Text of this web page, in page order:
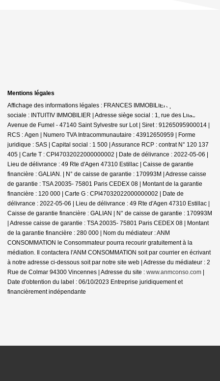
Mentions légales
Affichage des informations légales : FRANCES IMMOBILIER | Raison
sociale : INTUITIV IMMOBILIER | Adresse siège social : 1, rue des Lilas -
Avenue de Fumel - 47140 Saint Sylvestre sur Lot | Siret : 91265095900014 |
RCS : Agen | Numero TVA Intracommunautaire : 43912650959 | Forme
juridique : SAS | Capital social : 1 500 | Assurance RCP : contrat N° 120 137
405 | Carte T : CPI47032022000000002 | Date de délivrance : 2022-05-06 |
Lieu de délivrance : 49 Rte d'Agen 47310 Estillac | Caisse de garantie
financière : GALIAN. | N° de caisse de garantie : 170993M | Adresse caisse
de garantie : TSA 20035- 75801 Paris CEDEX 08 | Montant de la garantie
financière : 120 000 | Carte G : CPI47032022000000002 | Date de
délivrance : 2022-05-06 | Lieu de délivrance : 49 Rte d'Agen 47310 Estillac |
Caisse de garantie financière : GALIAN | N° de caisse de garantie : 170993M
| Adresse caisse de garantie : TSA 20035- 75801 Paris CEDEX 08 | Montant
de la garantie financière : 280 000 | Nom du médiateur : ANM
CONSOMMATION le Consommateur pourra recourir gratuitement à la
médiation. Il contactera l'ANM CONSOMMATION soit par courrier en écrivant
à notre adresse ci-dessous soit par notre site web | Adresse du médiateur : 2
Rue de Colmar 94300 Vincennes | Adresse du site : www.anmconso.com |
Date d'obtention du label : 06/10/2023 Entreprise juridiquement et
financièrement indépendante